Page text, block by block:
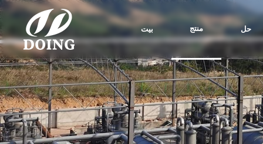
بيت منتج حل